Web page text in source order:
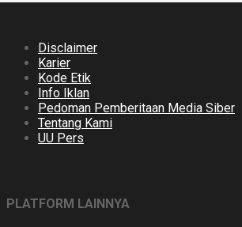
Disclaimer
Karier
Kode Etik
Info Iklan
Pedoman Pemberitaan Media Siber
Tentang Kami
UU Pers
PLATFORM LAINNYA